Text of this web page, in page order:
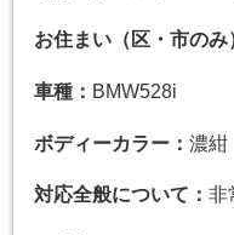
お住まい（区・市のみ
車種： BMW528i
ボディーカラー：濃紺
対応全般について：非